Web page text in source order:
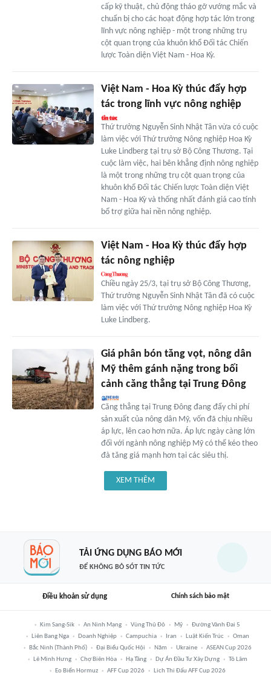
cấp kỹ thuật, chủ động tháo gỡ vướng mắc và
chuẩn bị cho các hoạt động hợp tác lớn trong
lĩnh vực nông nghiệp - một trong những trụ
cột quan trọng của khuôn khổ Đối tác Chiến
lược Toàn diện Việt Nam - Hoa Kỳ.
Việt Nam - Hoa Kỳ thúc đẩy hợp
tác trong lĩnh vực nông nghiệp
Thứ trưởng Nguyễn Sinh Nhật Tân vừa có cuộc
làm việc với Thứ trưởng Nông nghiệp Hoa Kỳ
Luke Lindberg tại trụ sở Bộ Công Thương. Tại
cuộc làm việc, hai bên khẳng định nông nghiệp
là một trong những trụ cột quan trọng của
khuôn khổ Đối tác Chiến lược Toàn diện Việt
Nam - Hoa Kỳ và thống nhất đánh giá cao tính
bổ trợ giữa hai nền nông nghiệp.
Việt Nam - Hoa Kỳ thúc đẩy hợp
tác nông nghiệp
Chiều ngày 25/3, tại trụ sở Bộ Công Thương,
Thứ trưởng Nguyễn Sinh Nhật Tân đã có cuộc
làm việc với Thứ trưởng Nông nghiệp Hoa Kỳ
Luke Lindberg.
Giá phân bón tăng vọt, nông dân
Mỹ thêm gánh nặng trong bối
cảnh căng thẳng tại Trung Đông
Căng thẳng tại Trung Đông đang đẩy chi phí
sản xuất của nông dân Mỹ, vốn đã chịu nhiều
áp lực, lên cao hơn nữa. Áp lực ngày càng lớn
đối với ngành nông nghiệp Mỹ có thể kéo theo
đà tăng giá mạnh hơn tại các siêu thị.
XEM THÊM
TẢI ỨNG DỤNG BÁO MỚI
ĐỂ KHÔNG BỎ SÓT TIN TỨC
Điều khoản sử dụng Chính sách bảo mật
Kim Sang-Sik An Ninh Mạng Vùng Thủ Đô Mỹ
Đường Vành Đai 5
Liên Bang Nga
Doanh Nghiệp Campuchia Iran Luật Kiến Trúc
Oman
Bắc Ninh (thành Phố)
Đại Biểu Quốc Hội Năm Ukraine
ASEAN Cup 2026
Lê Minh Hưng
Chợ Biên Hòa Hạ Tầng Dự Án Đầu Tư Xây Dựng
Tô Lâm
Eo Biển Hormuz
AFF Cup 2026 Lịch Thi Đấu AFF Cup 2026